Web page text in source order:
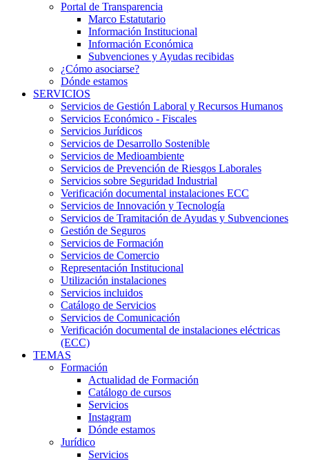
Portal de Transparencia
Marco Estatutario
Información Institucional
Información Económica
Subvenciones y Ayudas recibidas
¿Cómo asociarse?
Dónde estamos
SERVICIOS
Servicios de Gestión Laboral y Recursos Humanos
Servicios Económico - Fiscales
Servicios Jurídicos
Servicios de Desarrollo Sostenible
Servicios de Medioambiente
Servicios de Prevención de Riesgos Laborales
Servicios sobre Seguridad Industrial
Verificación documental instalaciones ECC
Servicios de Innovación y Tecnología
Servicios de Tramitación de Ayudas y Subvenciones
Gestión de Seguros
Servicios de Formación
Servicios de Comercio
Representación Institucional
Utilización instalaciones
Servicios incluidos
Catálogo de Servicios
Servicios de Comunicación
Verificación documental de instalaciones eléctricas
(ECC)
TEMAS
Formación
Actualidad de Formación
Catálogo de cursos
Servicios
Instagram
Dónde estamos
Jurídico
Servicios